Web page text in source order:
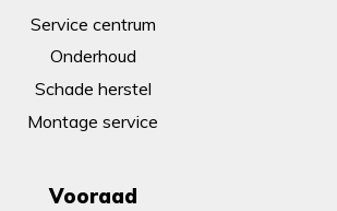
Service centrum
Onderhoud
Schade herstel
Montage service
Vooraad